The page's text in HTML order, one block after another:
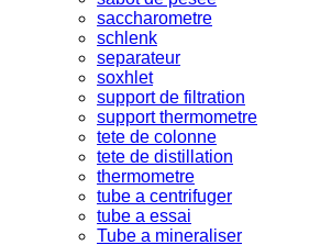
saccharometre
schlenk
separateur
soxhlet
support de filtration
support thermometre
tete de colonne
tete de distillation
thermometre
tube a centrifuger
tube a essai
Tube a mineraliser